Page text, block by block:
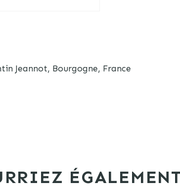
Jeannot, Bourgogne, France